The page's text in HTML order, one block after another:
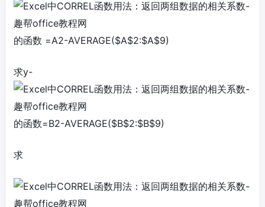
的函数 =A2-AVERAGE($A$2:$A$9)
求y-
的函数=B2-AVERAGE($B$2:$B$9)
求